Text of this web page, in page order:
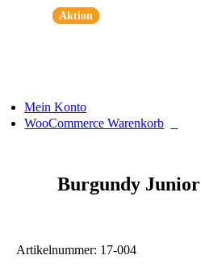
Mein Konto
WooCommerce Warenkorb
Burgundy Junior
Artikelnummer: 17-004
Aktion
Aktion
Aktion